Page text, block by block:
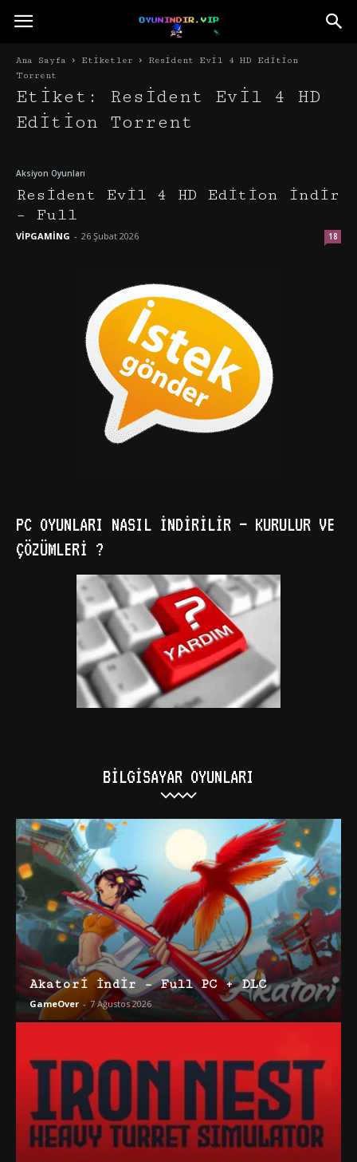
Ana Sayfa Etiketler
Resident Evil 4 HD Edition
Torrent
Etiket: Resident Evil 4 HD
Edition Torrent
Aksiyon Oyunları
Resident Evil 4 HD Edition İndir
– Full
VİPGAMİNG - 26 Şubat 2026 18
PC OYUNLARI NASIL İNDIRILIR – KURULUR VE
ÇÖZÜMLERI ?
BILGISAYAR OYUNLARI
Akatori İndir – Full PC + DLC
GameOver - 7 Ağustos 2026